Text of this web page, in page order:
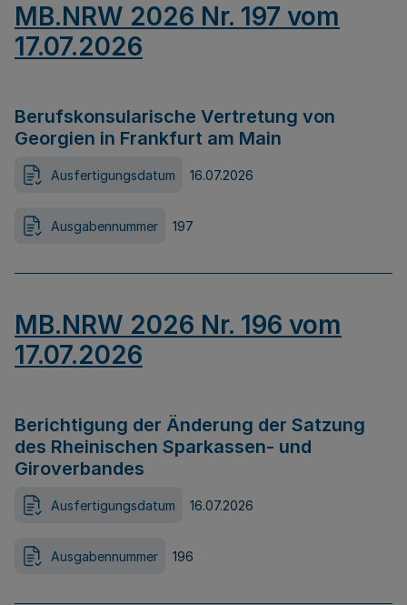
MB.NRW 2026 Nr. 197 vom
17.07.2026
Berufskonsularische Vertretung von
Georgien in Frankfurt am Main
Ausfertigungsdatum 16.07.2026
Ausgabennummer 197
MB.NRW 2026 Nr. 196 vom
17.07.2026
Berichtigung der Änderung der Satzung
des Rheinischen Sparkassen- und
Giroverbandes
Ausfertigungsdatum 16.07.2026
Ausgabennummer 196